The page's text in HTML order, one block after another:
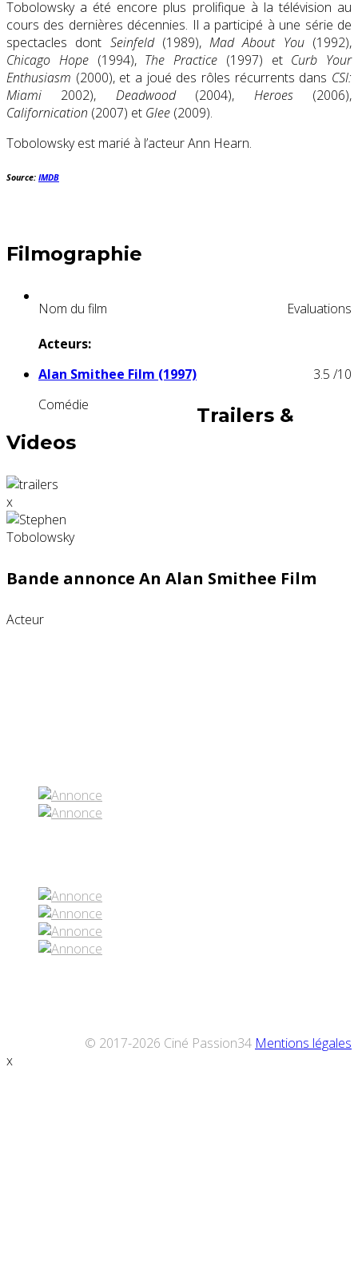
Tobolowsky a été encore plus prolifique à la télévision au
cours des dernières décennies. Il a participé à une série de
spectacles dont Seinfeld(1989),Mad About You(1992),
Chicago Hope(1994), The Practice (1997) et Curb Your
Enthusiasm (2000), et a joué des rôles récurrents dans CSI:
Miami 2002), Deadwood(2004), Heroes(2006),
Californication (2007) et Glee (2009).
Tobolowsky est marié à l’acteur Ann Hearn.
Source: IMDB
Filmographie
Nom du film
Evaluations
Acteurs:
Alan Smithee Film (1997)
Comédie
3.5 /10
Trailers &
Videos
x
Bande annonce An Alan Smithee Film
Acteur
© 2017-2026 Ciné Passion34 Mentions légales
x